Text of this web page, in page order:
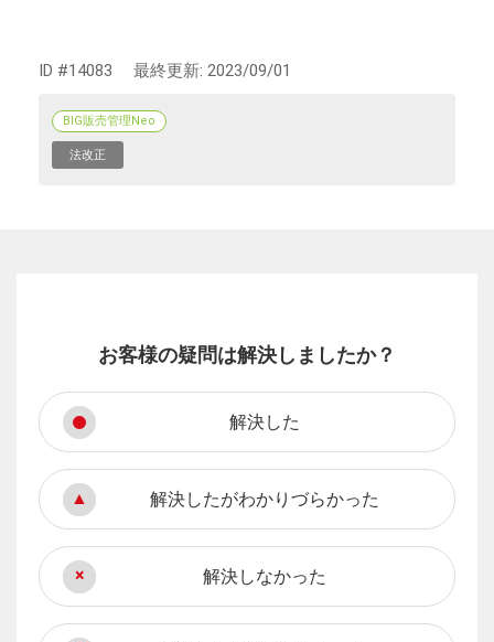
ID #14083 最終更新: 2023/09/01
BIG販売管理Neo
法改正
お客様の疑問は解決しましたか？
解決した
解決したがわかりづらかった
解決しなかった